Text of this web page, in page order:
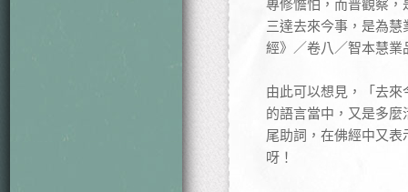
專修憺怕，而普觀察
三達去來今事，是為
經》／卷八／智本慧業
由此可以想見，「去
的語言當中，又是多
尾助詞，在佛經中又
呀！